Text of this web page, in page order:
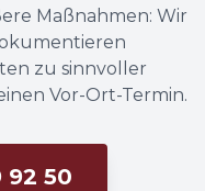
Maßnahmen: Wir
zu sinnvoller
Vor-Ort-Termin.
92 50